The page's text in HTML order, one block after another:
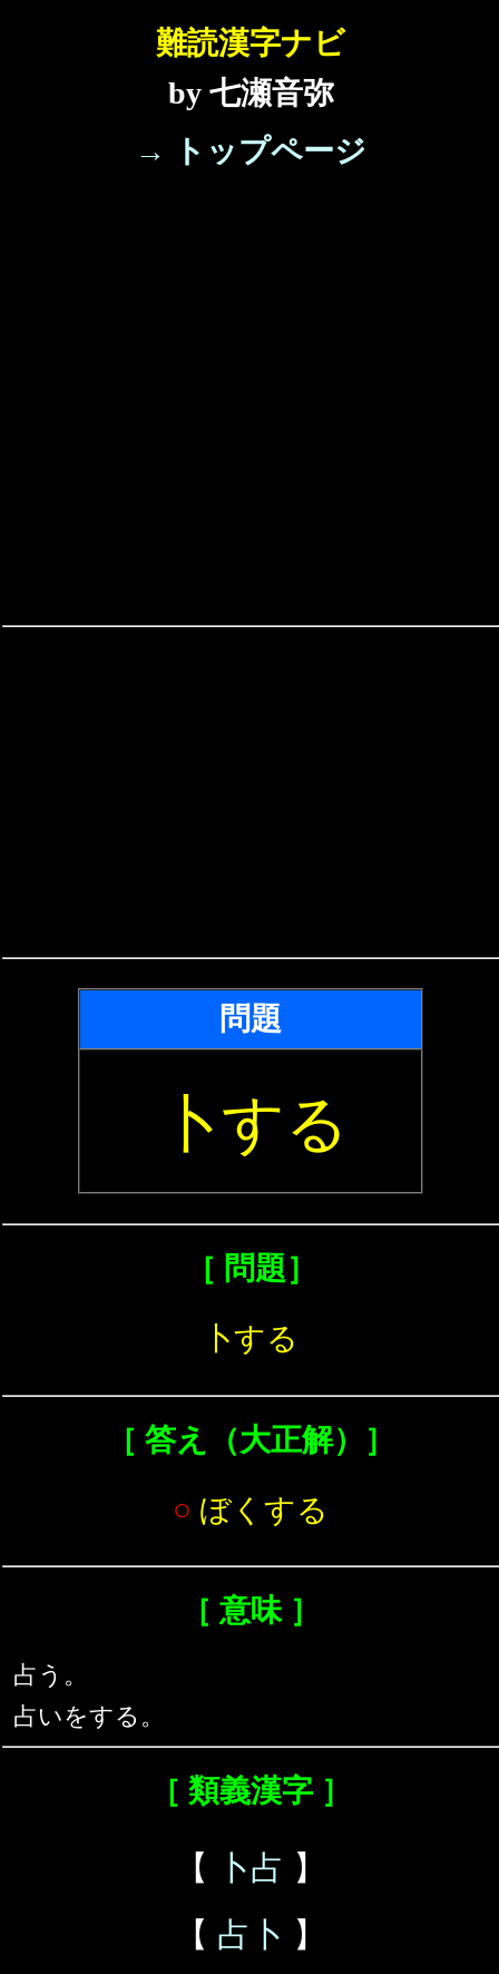
難読漢字ナビ
by 七瀬音弥
→ トップページ
問題
卜する
［ 問題］
卜する
［ 答え（大正解）］
○ ぼくする
［ 意味 ］
占う。
占いをする。
［ 類義漢字 ］
【 卜占 】
【 占卜 】